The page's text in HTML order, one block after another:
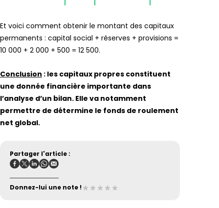
Et voici comment obtenir le montant des capitaux
permanents : capital social + réserves + provisions =
10 000 + 2 000 + 500 = 12 500.
Conclusion : les capitaux propres constituent
une donnée financière importante dans
l’analyse d’un bilan. Elle va notamment
permettre de détermine le fonds de roulement
net global.
Partager l'article :
Donnez-lui une note !